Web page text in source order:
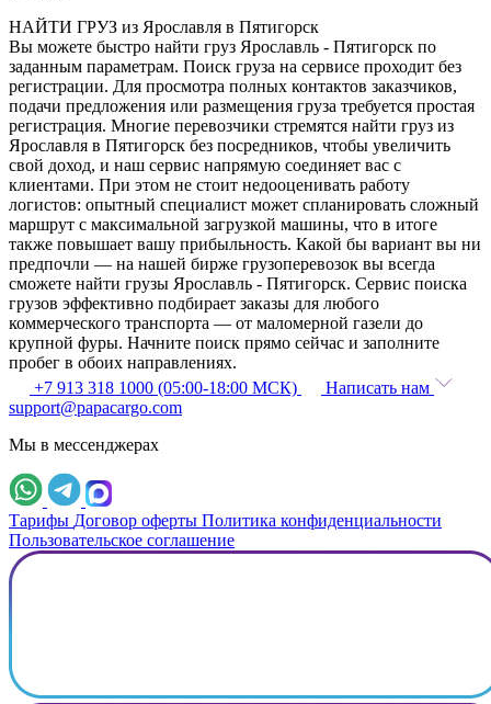
НАЙТИ ГРУЗ из Ярославля в Пятигорск
Вы можете быстро найти груз Ярославль - Пятигорск по
заданным параметрам. Поиск груза на сервисе проходит без
регистрации. Для просмотра полных контактов заказчиков,
подачи предложения или размещения груза требуется простая
регистрация. Многие перевозчики стремятся найти груз из
Ярославля в Пятигорск без посредников, чтобы увеличить
свой доход, и наш сервис напрямую соединяет вас с
клиентами. При этом не стоит недооценивать работу
логистов: опытный специалист может спланировать сложный
маршрут с максимальной загрузкой машины, что в итоге
также повышает вашу прибыльность. Какой бы вариант вы ни
предпочли — на нашей бирже грузоперевозок вы всегда
сможете найти грузы Ярославль - Пятигорск. Сервис поиска
грузов эффективно подбирает заказы для любого
коммерческого транспорта — от маломерной газели до
крупной фуры. Начните поиск прямо сейчас и заполните
пробег в обоих направлениях.
+7 913 318 1000 (05:00-18:00 МСК)
Написать нам
support@papacargo.com
Мы в мессенджерах
Тарифы Договор оферты Политика конфиденциальности
Пользовательское соглашение